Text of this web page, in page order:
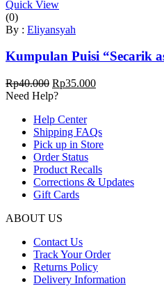
Quick View
(0)
By : Eliyansyah
Kumpulan Puisi “Secarik
Rp40.000 Harga
aslinya
Rp40.000.
Rp35.000Harga
Rp35.000.
Need Help?
Help Center
Shipping FAQs
Pick up in Store
Order Status
Product Recalls
Corrections & Updates
Gift Cards
ABOUT US
Contact Us
Track Your Order
Returns Policy
Delivery Information